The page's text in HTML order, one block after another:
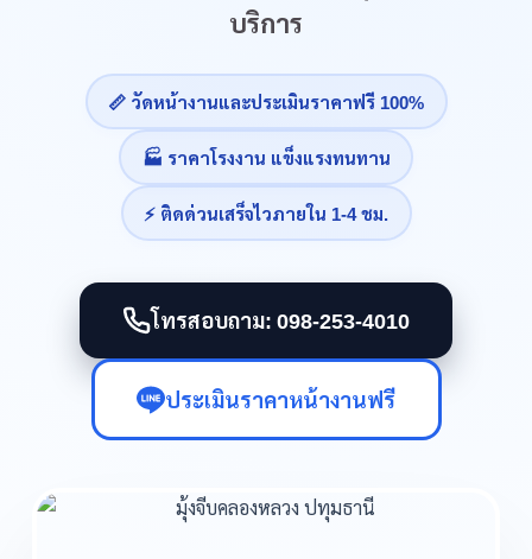
บริการ
📏 วัดหน้างานและประเมินราคาฟรี 100%
🏭 ราคาโรงงาน แข็งแรงทนทาน
⚡ ติดด่วนเสร็จไวภายใน 1-4 ชม.
โทรสอบถาม: 098-253-4010
ประเมินราคาหน้างานฟรี